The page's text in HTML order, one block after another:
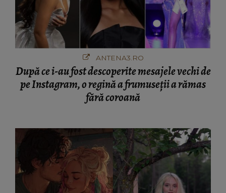
ANTENA3.RO
După ce i-au fost descoperite mesajele vechi de
pe Instagram, o regină a frumuseții a rămas
fără coroană